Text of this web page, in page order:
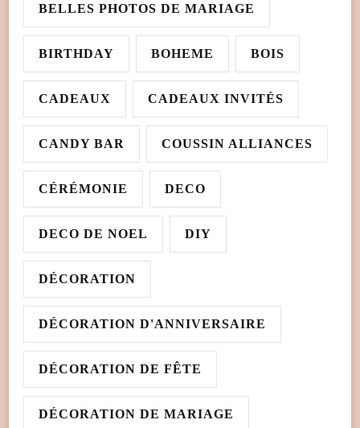
BELLES PHOTOS DE MARIAGE
BIRTHDAY BOHEME BOIS
CADEAUX CADEAUX INVITÉS
CANDY BAR COUSSIN ALLIANCES
CÉRÉMONIE DECO
DECO DE NOEL DIY
DÉCORATION
DÉCORATION D'ANNIVERSAIRE
DÉCORATION DE FÊTE
DÉCORATION DE MARIAGE